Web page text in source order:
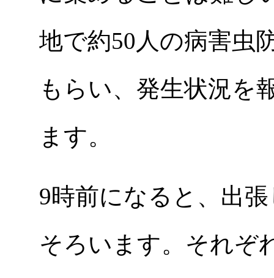
地で約50人の病害虫
もらい、発生状況を
ます。
9時前になると、出
そろいます。それぞ